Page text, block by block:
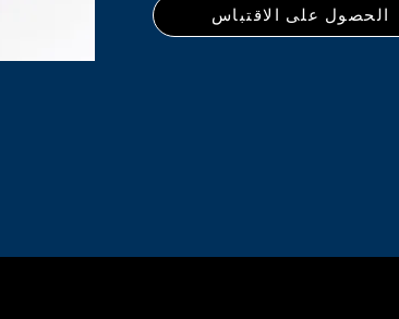
الحصول على الاقتباس